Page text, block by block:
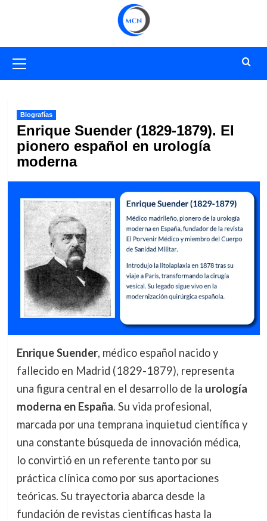
primario
Biografías
Enrique Suender (1829-1879). El
pionero español en urología
moderna
Enrique Suender, médico español nacido y
fallecido en Madrid (1829-1879), representa
una figura central en el desarrollo de la urología
moderna en España. Su vida profesional,
marcada por una temprana inquietud científica y
una constante búsqueda de innovación médica,
lo convirtió en un referente tanto por su
práctica clínica como por sus aportaciones
teóricas. Su trayectoria abarca desde la
fundación de revistas científicas hasta la